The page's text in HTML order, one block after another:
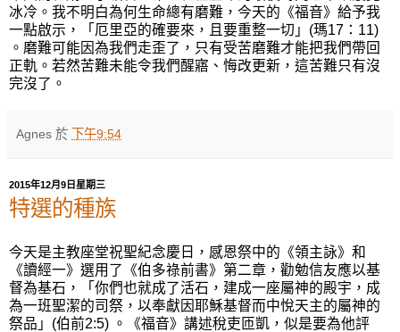
冰冷。我不明白為何生命總有磨難，今天的《福音》給予我
一點啟示，「厄里亞的確要來，且要重整一切」(瑪17：11)
。磨難可能因為我們走歪了，只有受苦磨難才能把我們帶回
正軌。若然苦難未能令我們醒寤、悔改更新，這苦難只有沒
完沒了。
Agnes 於 下午9:54
2015年12月9日星期三
特選的種族
今天是主教座堂祝聖紀念慶日，感恩祭中的《領主詠》和
《讀經一》選用了《伯多祿前書》第二章，勸勉信友應以基
督為基石，「你們也就成了活石，建成一座屬神的殿宇，成
為一班聖潔的司祭，以奉獻因耶穌基督而中悅天主的屬神的
祭品」(伯前2:5) 。《福音》講述稅吏匝凱，似是要為他評